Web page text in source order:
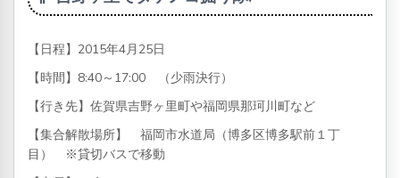
【日程】2015年4月25日
【時間】8:40～17:00 （少雨決行）
【行き先】佐賀県吉野ヶ里町や福岡県那珂川町など
【集合解散場所】 福岡市水道局（博多区博多駅前１丁
目） ※貸切バスで移動